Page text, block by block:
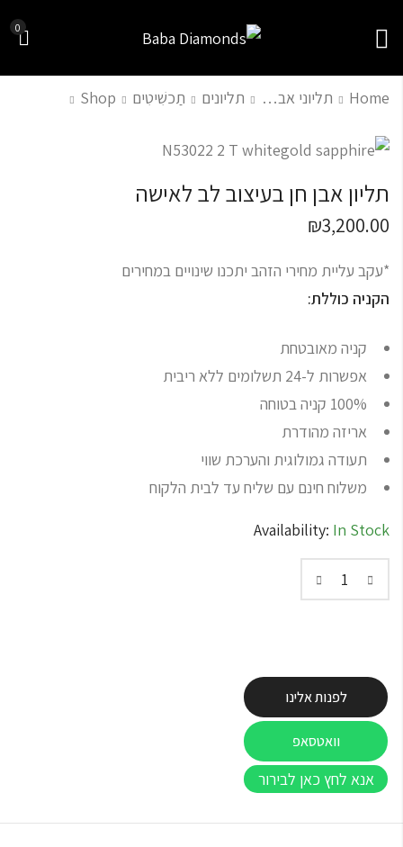
0
Home
Shop תַכשִׁיטִים תליונים תליוני אבני חן
2,500.00
מגן דוד עם חריטות
4,008.00תליון אבן חן בעיצוב לב לאישה
₪3,200.00
*עקב עליית מחירי הזהב יתכנו שינויים במחירים
הקניה כוללת:
קניה מאובטחת
אפשרות ל-24 תשלומים ללא ריבית
100% קניה בטוחה
אריזה מהודרת
תעודה גמולוגית והערכת שווי
משלוח חינם עם שליח עד לבית הלקוח
Availability: In Stock
לפנות אלינו
וואטסאפ
אנא לחץ כאן לבירור